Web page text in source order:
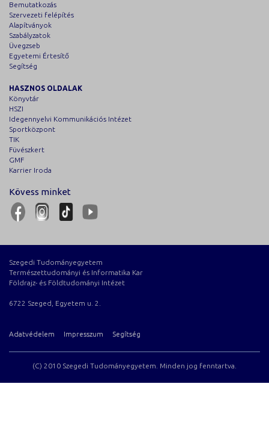
Bemutatkozás
Szervezeti felépítés
Alapítványok
Szabályzatok
Üvegzseb
Egyetemi Értesítő
Segítség
HASZNOS OLDALAK
Könyvtár
HSZI
Idegennyelvi Kommunikációs Intézet
Sportközpont
TIK
Füvészkert
GMF
Karrier Iroda
Kövess minket
Szegedi Tudományegyetem
Természettudományi és Informatika Kar
Földrajz- és Földtudományi Intézet
6722 Szeged, Egyetem u. 2.
Adatvédelem Impresszum Segítség
(C) 2010 Szegedi Tudományegyetem. Minden jog fenntartva.